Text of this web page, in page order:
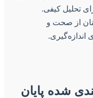
از صحت و
اندازه‌گیری.
شده پایان